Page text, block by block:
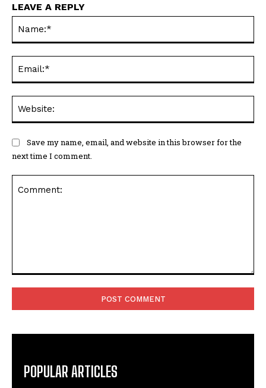
LEAVE A REPLY
Save my name, email, and website in this browser for the
next time I comment.
POPULAR ARTICLES